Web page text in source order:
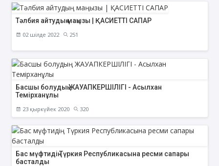
Тәлбия айтудың маңызы | ҚАСИЕТТІ САПАР
02 шілде 2022 251
Басшы болудың ЖАУАПКЕРШІЛІГІ - Асылхан
Темірханұлы
23 қыркүйек 2020 320
Бас мүфтидің Түркия Республикасына ресми сапары
басталды